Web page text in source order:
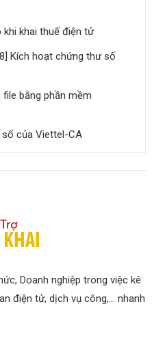
khai thuế điện tử
Kích hoạt chứng thư số
bằng phần mềm
số của Viettel-CA
Doanh nghiệp trong việc kê
điện tử, dịch vụ công,… nhanh